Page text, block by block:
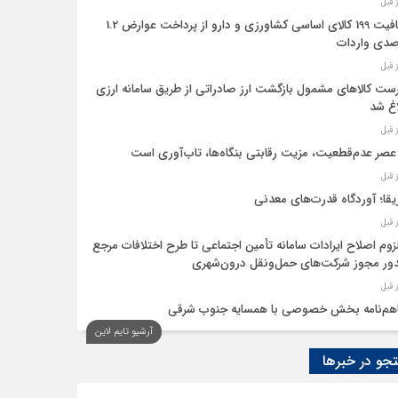
معافیت 199 کالای اساسی کشاورزی و دارو از پرداخت عوارض 1.2
واردات
کالاهای مشمول بازگشت ارز صادراتی از طریق سامانه ارزی
شد
عصر عدم‌قطعیت، مزیت رقابتی بنگاه‌ها، تاب‌آوری است
آوردگاه قدرت‌های معدنی
اصلاح ایرادات سامانه تأمین اجتماعی تا طرح اختلافات مرجع
مجوز شرکت‌های حمل‌ونقل درون‌شهری
بخش خصوصی با همسایه جنوب شرقی
اقتصاد‌ها از هوش مصنوعی
آرشیو تایم لاین
در خبرها